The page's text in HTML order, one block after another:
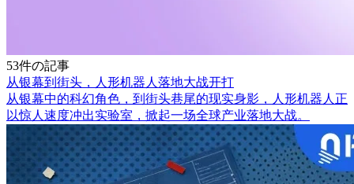
53件の記事
从银幕到街头，人形机器人落地大战开打
从银幕中的科幻角色，到街头巷尾的现实身影，人形机器人正
以惊人速度冲出实验室，掀起一场全球产业落地大战。